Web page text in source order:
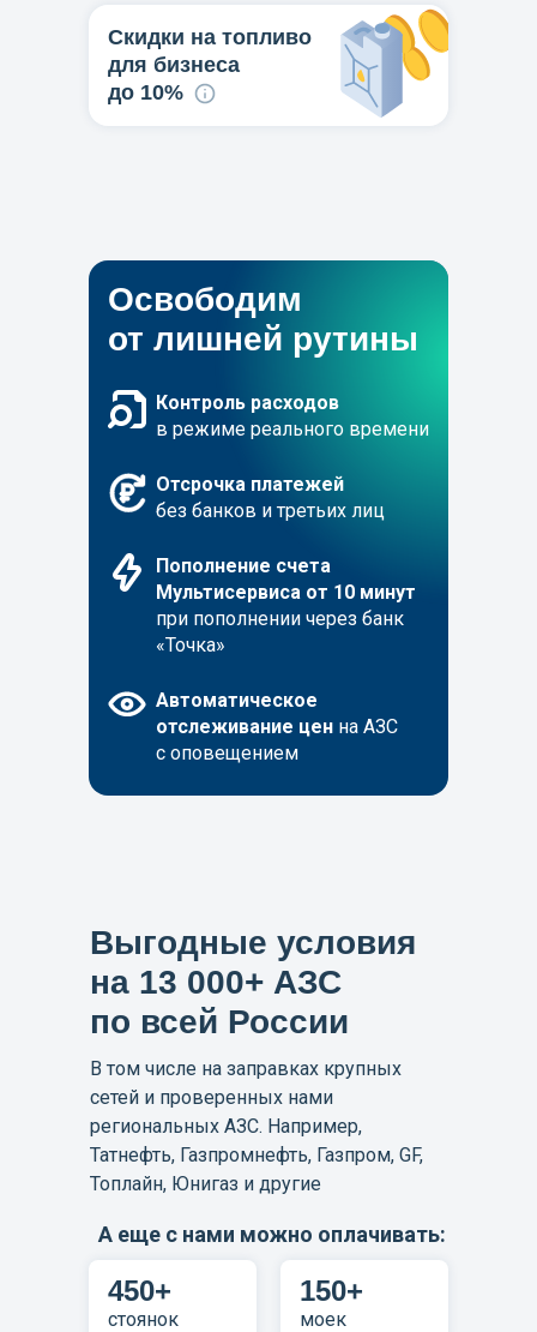
Скидки на топливо
для бизнеса
до 10%
Освободим
от лишней рутины
Контроль расходов
в режиме реального времени
Отсрочка платежей
без банков и третьих лиц
Автоматическое
отслеживание цен на АЗС
с оповещением
Пополнение счета
Мультисервиса от 10 минут
при пополнении через банк
«Точка»
Выгодные условия
на 13 000+ АЗС
по всей России
150+
моек
стоянок
450+
В том числе на заправках крупных
сетей и проверенных нами
региональных АЗС. Например,
Татнефть, Газпромнефть, Газпром, GF,
Топлайн, Юнигаз и другие
А еще с нами можно оплачивать: